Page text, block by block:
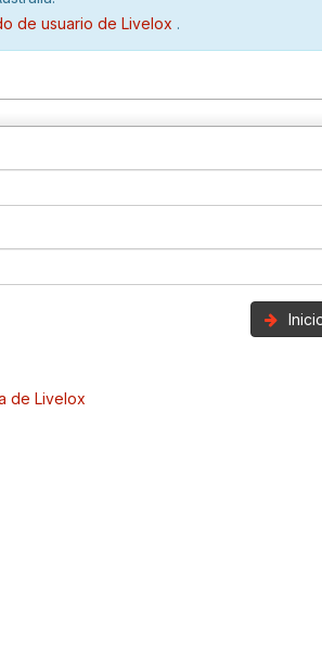
de usuario de Livelox .
de Livelox